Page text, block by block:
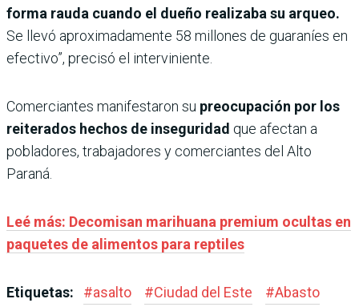
forma rauda cuando el dueño realizaba su arqueo.
Se llevó aproximadamente 58 millones de guaraníes en
efectivo”, precisó el interviniente.
Comerciantes manifestaron su preocupación por los
reiterados hechos de inseguridad que afectan a
pobladores, trabajadores y comerciantes del Alto
Paraná.
Leé más: Decomisan marihuana premium ocultas en
paquetes de alimentos para reptiles
Etiquetas: #asalto #Ciudad del Este #Abasto